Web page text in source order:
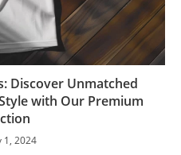
Discover Unmatched
with Our Premium
1, 2024